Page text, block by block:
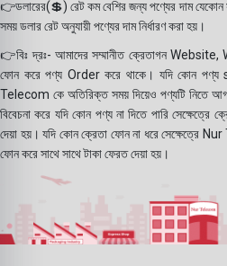
👉ডলারের(💲) রেট কম বেশির জন্য পণ্যের দাম যেকোন
সময় ডলার রেট অনুযায়ী পণ্যের দাম নির্ধারণ করা হয়।
👉বিঃ দ্রঃ- আমাদের সম্মানীত ক্রেতাগন
ফোন করে পণ্য Order করে থাকে। যদি কোন পণ্য
Telecom কে অতিরিক্ত সময় দিয়েও পণ্যটি নিতে
বিবেচনা করে যদি কোন পণ্য না দিতে পারি সেক্ষেত্রে
দেয়া হয়। যদি কোন ক্রেতা ফোন না ধরে সেক্ষেত্রে
ফোন করে সাথে সাথে টাকা ফেরত দেয়া হয়।